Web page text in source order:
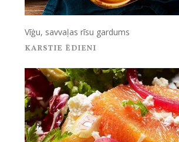
Vīģu, savvaļas rīsu gardums
KARSTIE ĒDIENI